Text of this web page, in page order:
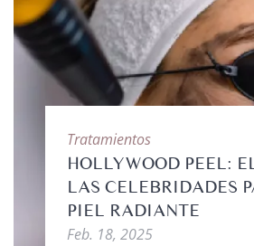
Tratamientos
HOLLYWOOD PEEL:
LAS CELEBRIDADES
PIEL RADIANTE
Feb. 18, 2025